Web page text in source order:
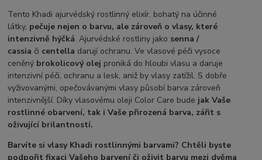
Tento Khadi ajurvédský rostlinný elixír, bohatý na účinné
látky, pečuje nejen o barvu, ale zároveň o vlasy, které
intenzivně hýčká. Ajurvédské rostliny jako senna /
cassia či centella darují ochranu. Ve vlasové péči vysoce
ceněný brokolicový olej proniká do hloubi vlasu a daruje
intenzivní péči, ochranu a lesk, aniž by vlasy zatížil. S dobře
vyživovanými, opečovávanými vlasy působí barva zároveň
intenzivnější. Díky vlasovému oleji Color Care bude jak Vaše
rostlinné obarvení, tak i Vaše přirozená barva, zářit s
oživující brilantností.
Barvíte si vlasy Khadi rostlinnými barvami? Chtěli byste
podpořit fixaci Vašeho barvení či oživit barvu mezi dvěma